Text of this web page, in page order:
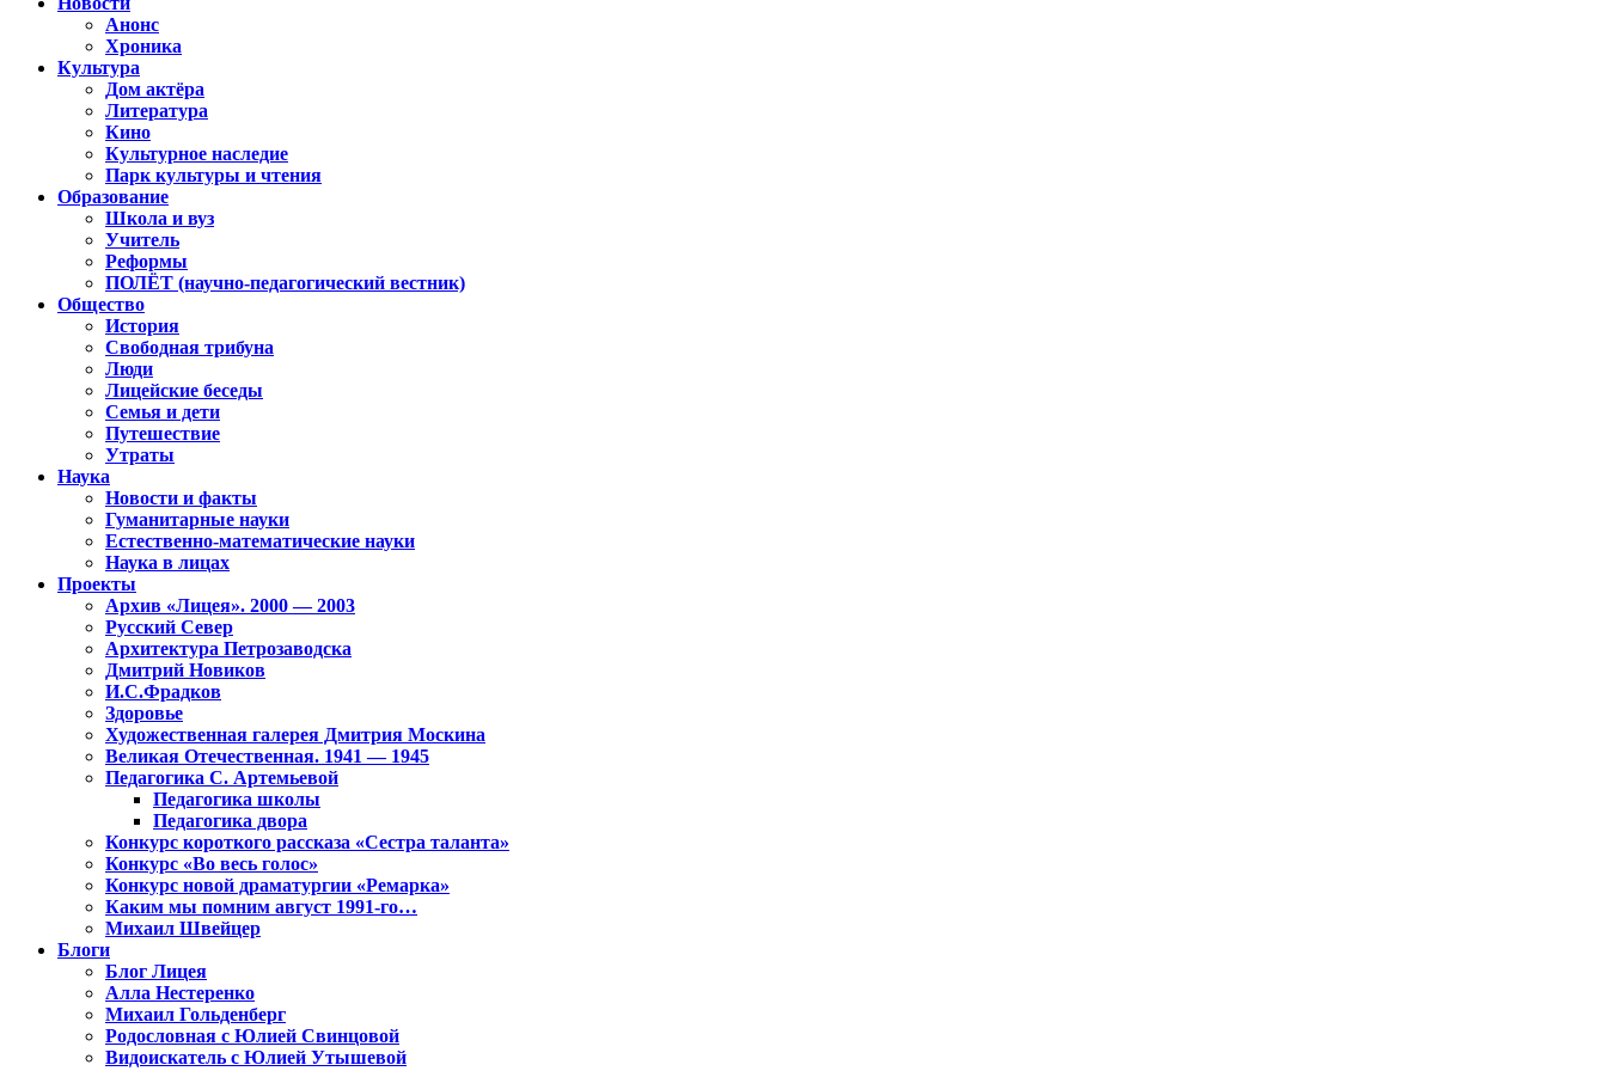
Анонс
Хроника
Культура
Дом актёра
Литература
Кино
Культурное наследие
Парк культуры и чтения
Образование
Школа и вуз
Учитель
Реформы
ПОЛЁТ (научно-педагогический вестник)
Общество
История
Свободная трибуна
Люди
Лицейские беседы
Семья и дети
Путешествие
Утраты
Наука
Новости и факты
Гуманитарные науки
Естественно-математические науки
Наука в лицах
Проекты
Архив «Лицея». 2000 — 2003
Русский Север
Архитектура Петрозаводска
Дмитрий Новиков
И.С.Фрадков
Здоровье
Художественная галерея Дмитрия Москина
Великая Отечественная. 1941 — 1945
Педагогика С. Артемьевой
Педагогика школы
Педагогика двора
Конкурс короткого рассказа «Сестра таланта»
Конкурс «Во весь голос»
Конкурс новой драматургии «Ремарка»
Каким мы помним август 1991-го…
Михаил Швейцер
Блоги
Блог Лицея
Алла Нестеренко
Михаил Гольденберг
Родословная с Юлией Свинцовой
Видоискатель с Юлией Утышевой